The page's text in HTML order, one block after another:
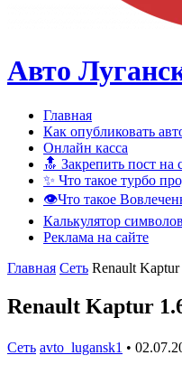
Авто
Главная
Как опубликовать
Онлайн касса
🔝 Закрепить пост на
✨ Что такое турбо
👁️Что такое
Калькулятор символов
Реклама на сайте
Главная Сеть Renault
Renault Kaptur
Сеть avto_lugansk1 •